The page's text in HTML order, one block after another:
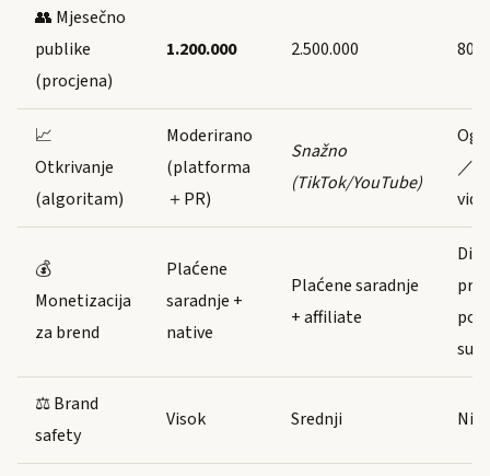
👥 Mjesečno
publike
(procjena)
1.200.000 2.500.000
📈
Otkrivanje
(algoritam)
Moderirano
(platforma
＋PR)
Snažno
(TikTok/YouTube)
／
💰
Monetizacija
za brend
Plaćene
saradnje +
native
Plaćene saradnje
+ affiliate
⚖️ Brand
safety
Visok Srednji